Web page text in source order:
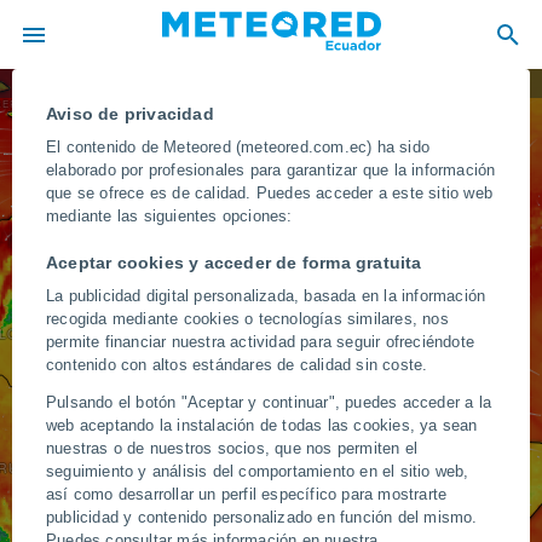
Aviso de privacidad
El contenido de Meteored (meteored.com.ec) ha sido
elaborado por profesionales para garantizar que la información
que se ofrece es de calidad. Puedes acceder a este sitio web
mediante las siguientes opciones:
Aceptar cookies y acceder de forma gratuita
La publicidad digital personalizada, basada en la información
recogida mediante cookies o tecnologías similares, nos
permite financiar nuestra actividad para seguir ofreciéndote
contenido con altos estándares de calidad sin coste.
Pulsando el botón "Aceptar y continuar", puedes acceder a la
web aceptando la instalación de todas las cookies, ya sean
nuestras o de nuestros socios, que nos permiten el
seguimiento y análisis del comportamiento en el sitio web,
así como desarrollar un perfil específico para mostrarte
publicidad y contenido personalizado en función del mismo.
BRASIL
VENEZUELA
GUYANA
SURINAM
TRINIDAD Y TOBAGO
BARBADOS
DOMINICANA
ARUBA